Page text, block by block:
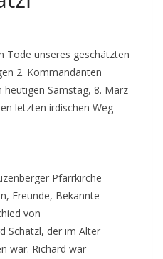
Tode unseres geschätzten
2. Kommandanten
heutigen Samstag, 8. März
letzten irdischen Weg
Pfarrkirche
Freunde, Bekannte
von
Schätzl, der im Alter
war. Richard war